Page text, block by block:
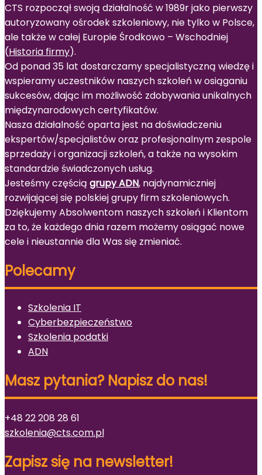
CTS rozpoczął swoją działalność w 1989r jako pierwszy
autoryzowany ośrodek szkoleniowy, nie tylko w Polsce,
ale także w całej Europie Środkowo – Wschodniej
(Historia firmy).
Od ponad 35 lat dostarczamy specjalistyczną wiedzę i
wspieramy uczestników naszych szkoleń w osiąganiu
sukcesów, dając im możliwość zdobywania unikalnych
międzynarodowych certyfikatów.
Nasza działalność oparta jest na doświadczeniu
ekspertów/specjalistów oraz profesjonalnym zespole
sprzedaży i organizacji szkoleń, a także na wysokim
standardzie świadczonych usług.
Jesteśmy częścią grupy ADN, najdynamiczniej
rozwijającej się polskiej grupy firm szkoleniowych.
Dziękujemy Absolwentom naszych szkoleń i Klientom
za to, że każdego dnia razem możemy osiągać nowe
cele i nieustannie dla Was się zmieniać.
Polecamy
Szkolenia IT
Cyberbezpieczeństwo
Szkolenia podatki
ADN
Masz pytania? Napisz do nas!
+48 22 208 28 61
szkolenia@cts.com.pl
Zapisz się na newsletter!